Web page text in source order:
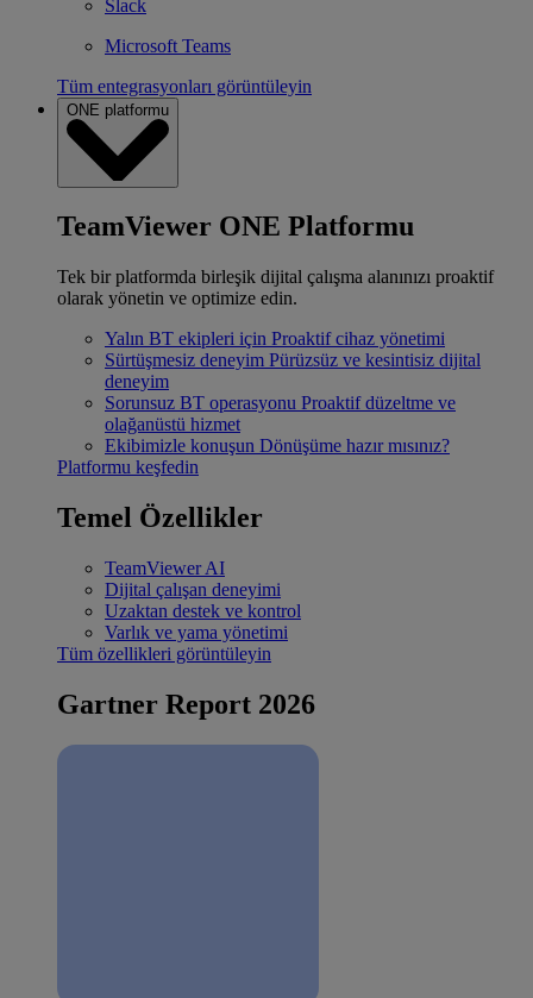
Slack
Microsoft Teams
Tüm entegrasyonları görüntüleyin
ONE platformu
TeamViewer ONE Platformu
Tek bir platformda birleşik dijital çalışma alanınızı proaktif
olarak yönetin ve optimize edin.
Yalın BT ekipleri için Proaktif cihaz yönetimi
Sürtüşmesiz deneyim Pürüzsüz ve kesintisiz dijital
deneyim
Sorunsuz BT operasyonu Proaktif düzeltme ve
olağanüstü hizmet
Ekibimizle konuşun Dönüşüme hazır mısınız?
Platformu keşfedin
Temel Özellikler
TeamViewer AI
Dijital çalışan deneyimi
Uzaktan destek ve kontrol
Varlık ve yama yönetimi
Tüm özellikleri görüntüleyin
Gartner Report 2026